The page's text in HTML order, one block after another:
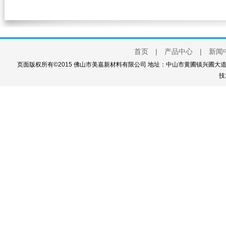
首页 | 产品中心 | 新闻
页面版权所有©2015 佛山市美嘉新材料有限公司 地址：中山市黄圃镇兴圃大